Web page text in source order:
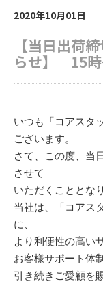
2020年10月01日
【当日出荷
らせ】 15
いつも「コアスタ
ございます。
さて、この度、当
させて
いただくこととな
当社は、「コアス
に、
より利便性の高い
お客様サポート体
引き続きご愛顧を